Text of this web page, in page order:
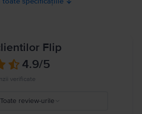
Flip
4.9/5
verificate
Toate review-urile